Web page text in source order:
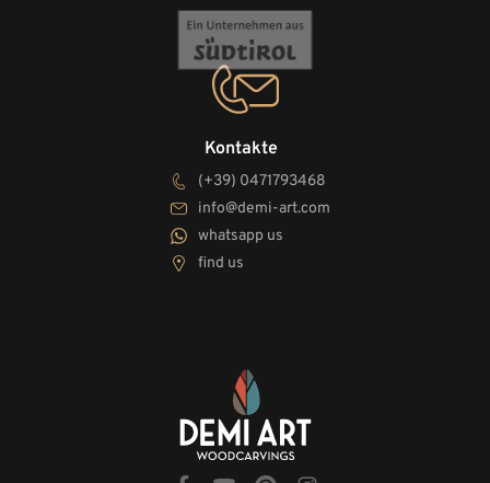
Kontakte
(+39) 0471793468
info@demi-art.com
whatsapp us
find us